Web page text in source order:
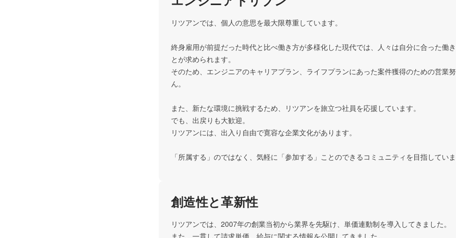
リツアンでは、個人の意思を最大限尊重しています。
終身雇用が前提だった時代と比べ働き方が多様化した現代では、人々は自分に合った働
とが求められます。
そのため、エンジニアのキャリアプラン、ライフプランにあった案件獲得のための営業
ん。
また、新たな環境に挑戦するため、リツアンを旅立つ社員を応援しています。
でも、出戻りも大歓迎。
リツアンには、出入り自由で寛容な企業文化があります。
「所属する」のではなく、気軽に「参加する」ことのできるコミュニティを目指してい
創造性と革新性
リツアンでは、2007年の創業当初から業界を先駆け、単価連動制を導入してきました。
また、一貫して請求単価、給与に関する情報を公開してきました。